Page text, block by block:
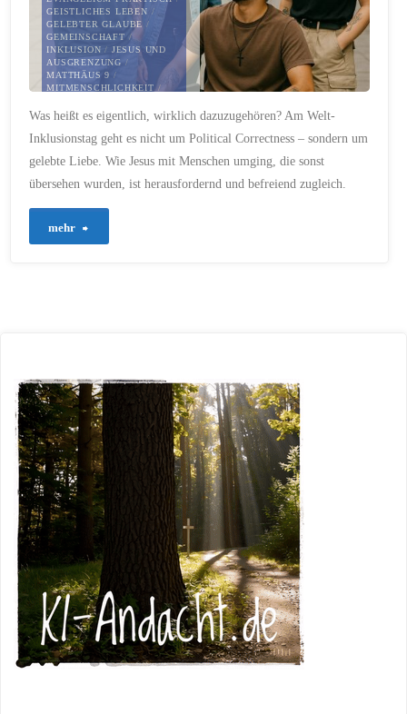
GEISTLICHES LEBEN /
GELEBTER GLAUBE /
GEMEINSCHAFT /
INKLUSION / JESUS UND
AUSGRENZUNG /
MATTHÄUS 9 /
MITMENSCHLICHKEIT/
RADIKALE OFFENHEIT/
SEELISCHE GESUNDHEIT
VIELFALT/
10. OKTOBER 2025
Was heißt es eigentlich, wirklich dazuzugehören? Am Welt-
Inklusionstag geht es nicht um Political Correctness – sondern um
gelebte Liebe. Wie Jesus mit Menschen umging, die sonst
übersehen wurden, ist herausfordernd und befreiend zugleich.
mehr
Herz
hat
keine
Barrieren"